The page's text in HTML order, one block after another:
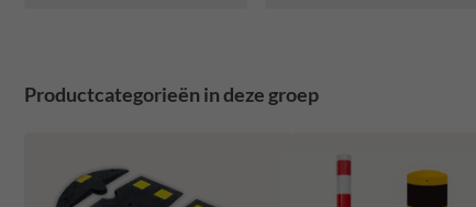
Productcategorieën in deze groep